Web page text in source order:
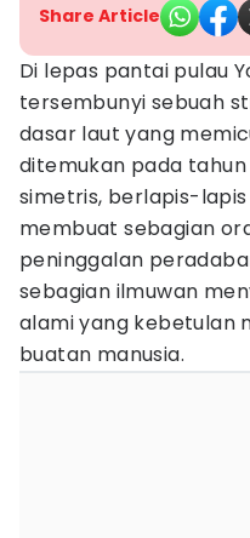
Share Article
Di lepas pantai pulau
tersembunyi sebuah
dasar laut yang
ditemukan pada tahun
simetris, berlapis-
membuat sebagian
peninggalan
sebagian ilmuwan
alami yang kebetulan
buatan manusia.